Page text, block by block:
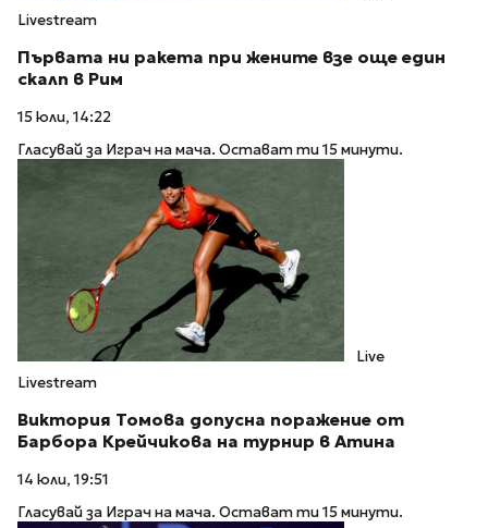
Livestream
Първата ни ракета при жените взе още един
скалп в Рим
15 юли, 14:22
Гласувай за Играч на мача. Остават ти 15 минути.
Live
Livestream
Виктория Томова допусна поражение от
Барбора Крейчикова на турнир в Атина
14 юли, 19:51
Гласувай за Играч на мача. Остават ти 15 минути.